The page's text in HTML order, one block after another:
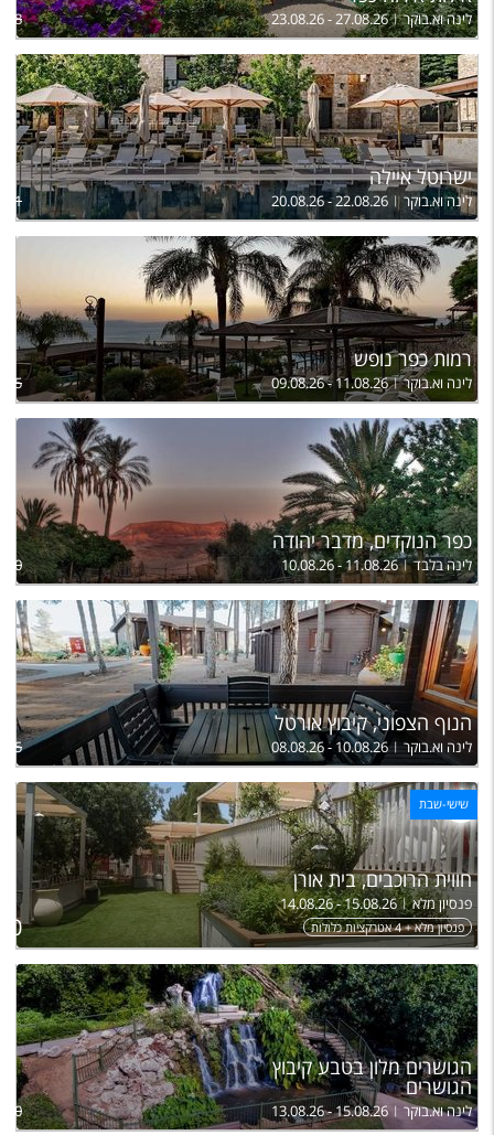
לינה וא.בוקר 23.08.26 - 27.08.26
ישרוטל איילה
לינה וא.בוקר 20.08.26 - 22.08.26
רמות כפר נופש
לינה וא.בוקר 09.08.26 - 11.08.26
כפר הנוקדים, מדבר יהודה
לינה בלבד 10.08.26 - 11.08.26
810
הנוף הצפוני, קיבוץ אורטל
לינה וא.בוקר 08.08.26 - 10.08.26
675
שישי-שבת
חווית הרוכבים, בית אורן
פנסיון מלא 14.08.26 - 15.08.26
פנסיון מלא + 4 אטרקציות כלולות
הגושרים מלון בטבע קיבוץ
הגושרים
לינה וא.בוקר 13.08.26 - 15.08.26